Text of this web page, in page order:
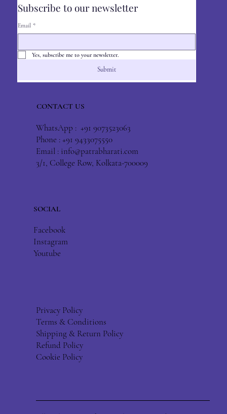
Subscribe to our newsletter
Email *
Yes, subscribe me to your newsletter.
Submit
CONTACT US
WhatsApp : +91 9073523063
Phone : +91 9433075550
Email : info@patrabharati.com
3/1, College Row, Kolkata-700009
SOCIAL
Facebook
Instagram
Youtube
Privacy Policy
Terms & Conditions
Shipping & Return Policy
Refund Policy
Cookie Policy